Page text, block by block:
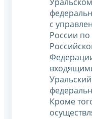
с
России по
Уральский
Кроме